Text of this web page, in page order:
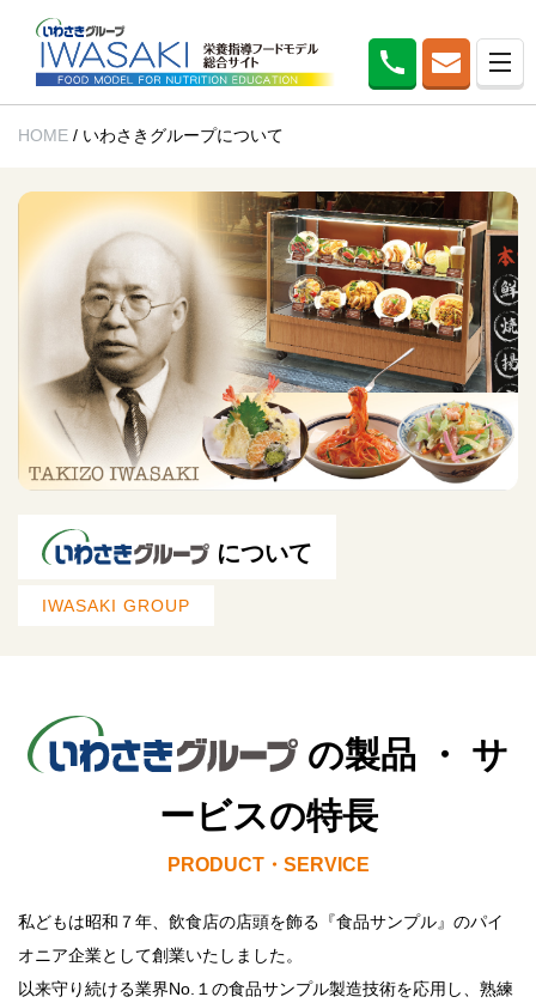
HOME / いわさきグループについて
IWASAKI GROUP
について
の製品 ・ サ
ービスの特長
PRODUCT・SERVICE
私どもは昭和７年、飲食店の店頭を飾る『食品サンプル』のパイ
オニア企業として創業いたしました。
以来守り続ける業界No.１の食品サンプル製造技術を応用し、熟練